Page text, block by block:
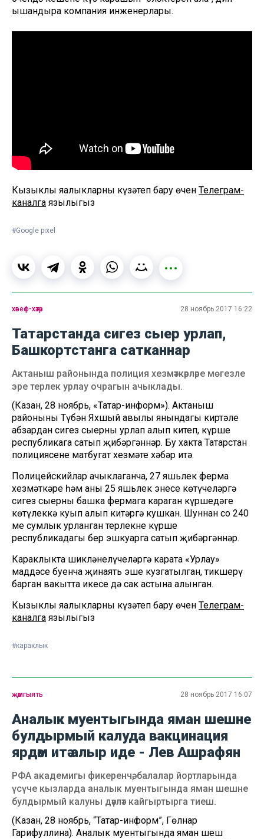
ышандыра компания инженерлары.
Кызыклы яңалыкларны күзәтеп бару өчен Телеграм-
каналга язылыгыз
#Google pixel
хәвеф-хәтәр 28 ноябрь 2017 16:22
Татарстанда сигез сыер урлап,
Башкортстанга сатканнар
Актаныш районында полиция хезмәткәрләре мөгезле
эре терлек урлау очрагын ачыклады.
(Казан, 28 ноябрь, «Татар-информ»). Актаныш
районының Түбән Яхшый авылы янындагы киртәле
абзардан сигез сыерны урлап алып китеп, күрше
республикага сатып җибәргәннәр. Бу хакта Татарстан
полициясенең матбугат хезмәте хәбәр итә.
Полицейскийлар ачыклаганча, 27 яшьлек ферма
хезмәткәре һәм аның 25 яшьлек энесе көтүчеләргә
сигез сыерны башка фермага караган күршедәге
көтүлеккә куып алып китәргә кушкан. Шуннан соң 240
мең сумлык урланган терлекне күрше
республикадагы бер эшкуарга сатып җибәргәннәр.
Караклыкта шикләнелүчеләргә карата «Урлау»
маддәсе буенча җинаять эше кузгатылган, тикшерү
барган вакытта икесе дә сак астына алынган.
Кызыклы яңалыкларны күзәтеп бару өчен Телеграм-
каналга язылыгыз
#караклык
җәмгыять 28 ноябрь 2017 16:07
Аналык муентыгында яман шешне
булдырмый калуда вакцинация
ярдәм итә алыр иде - Лев Ашрафян
РФА академигы фикеренчә, балалар йортларында
үсүче кызларда аналык муентыгында яман шешне
булдырмый калуны дәүләт кайгыртырга тиеш.
(Казан, 28 ноябрь, “Татар-информ”, Гөлнар
Гарифуллина). Аналык муентыгында яман шеш